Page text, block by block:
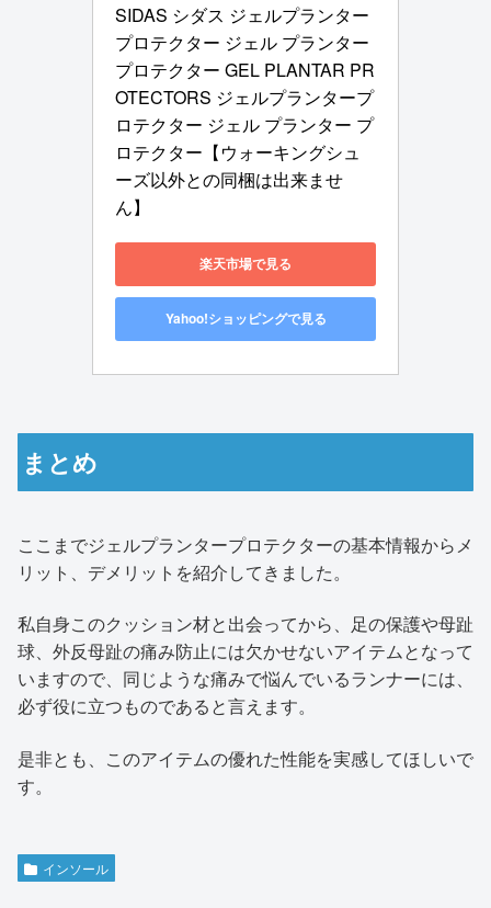
SIDAS シダス ジェルプランター
プロテクター ジェル プランター
プロテクター GEL PLANTAR PR
OTECTORS ジェルプランタープ
ロテクター ジェル プランター プ
ロテクター【ウォーキングシュ
ーズ以外との同梱は出来ませ
ん】
楽天市場で見る
Yahoo!ショッピングで見る
まとめ
ここまでジェルプランタープロテクターの基本情報からメ
リット、デメリットを紹介してきました。
私自身このクッション材と出会ってから、足の保護や母趾
球、外反母趾の痛み防止には欠かせないアイテムとなって
いますので、同じような痛みで悩んでいるランナーには、
必ず役に立つものであると言えます。
是非とも、このアイテムの優れた性能を実感してほしいで
す。
インソール